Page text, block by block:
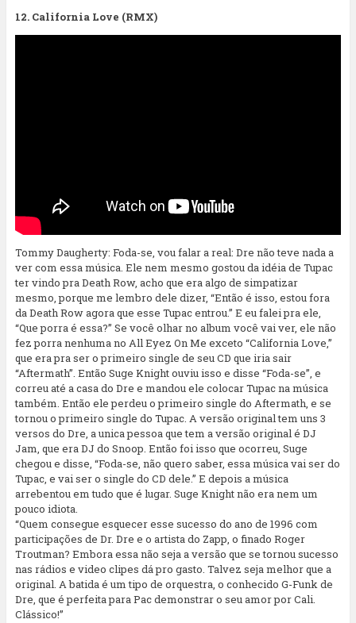
12. California Love (RMX)
Tommy Daugherty: Foda-se, vou falar a real: Dre não teve nada a
ver com essa música. Ele nem mesmo gostou da idéia de Tupac
ter vindo pra Death Row, acho que era algo de simpatizar
mesmo, porque me lembro dele dizer, “Então é isso, estou fora
da Death Row agora que esse Tupac entrou.” E eu falei pra ele,
“Que porra é essa?” Se você olhar no album você vai ver, ele não
fez porra nenhuma no All Eyez On Me exceto “California Love,”
que era pra ser o primeiro single de seu CD que iria sair
“Aftermath”. Então Suge Knight ouviu isso e disse “Foda-se”, e
correu até a casa do Dre e mandou ele colocar Tupac na música
também. Então ele perdeu o primeiro single do Aftermath, e se
tornou o primeiro single do Tupac. A versão original tem uns 3
versos do Dre, a unica pessoa que tem a versão original é DJ
Jam, que era DJ do Snoop. Então foi isso que ocorreu, Suge
chegou e disse, “Foda-se, não quero saber, essa música vai ser do
Tupac, e vai ser o single do CD dele.” E depois a música
arrebentou em tudo que é lugar. Suge Knight não era nem um
pouco idiota.
“Quem consegue esquecer esse sucesso do ano de 1996 com
participações de Dr. Dre e o artista do Zapp, o finado Roger
Troutman? Embora essa não seja a versão que se tornou sucesso
nas rádios e video clipes dá pro gasto. Talvez seja melhor que a
original. A batida é um tipo de orquestra, o conhecido G-Funk de
Dre, que é perfeita para Pac demonstrar o seu amor por Cali.
Clássico!”